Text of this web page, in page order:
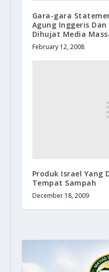
Gara-gara
Agung Inggeris
Dihujat Media
February 12, 2008
Produk Israel Yang
Tempat Sampah
December 18, 2009